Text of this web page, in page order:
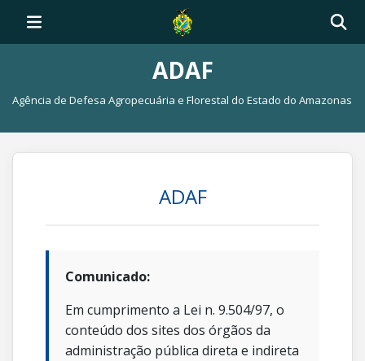
ADAF
Agência de Defesa Agropecuária e Florestal do Estado do Amazonas
ADAF
Comunicado:
Em cumprimento a Lei n. 9.504/97, o
conteúdo dos sites dos órgãos da
administração pública direta e indireta